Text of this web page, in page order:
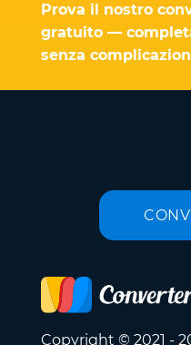
Prova il nostro
gratuito —
senza
Copyright © 2021 -